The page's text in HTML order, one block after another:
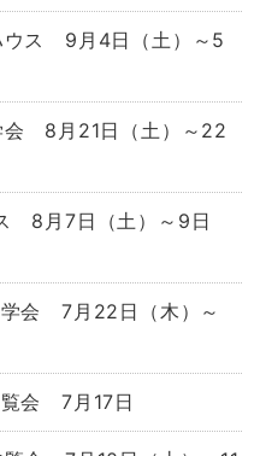
ス 9月4日（土）～5
8月21日（土）～22
8月7日（土）～9日
会 7月22日（木）～
会 7月17日